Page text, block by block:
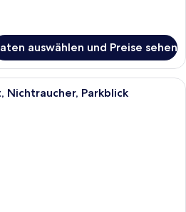
auswählen und Preise sehen
Ein geräumiges Wohnzimmer mit
Nichtraucher, Parkblick